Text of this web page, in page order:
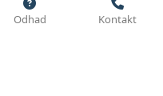
Odhad Kontakt